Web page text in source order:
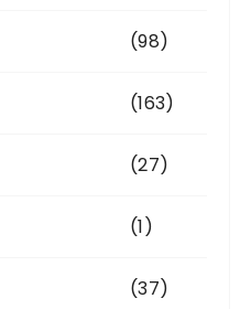
(98)
(163)
(27)
(1)
(37)